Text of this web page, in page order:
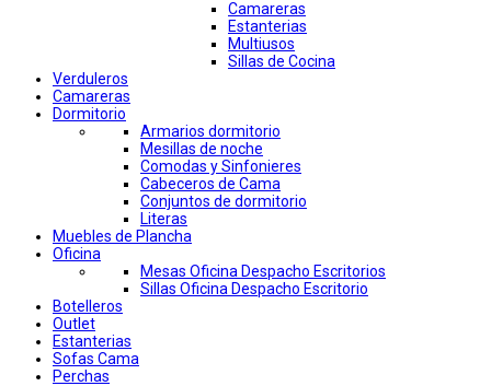
Camareras
Estanterias
Multiusos
Sillas de Cocina
Verduleros
Camareras
Dormitorio
Armarios dormitorio
Mesillas de noche
Comodas y Sinfonieres
Cabeceros de Cama
Conjuntos de dormitorio
Literas
Muebles de Plancha
Oficina
Mesas Oficina Despacho Escritorios
Sillas Oficina Despacho Escritorio
Botelleros
Outlet
Estanterias
Sofas Cama
Perchas